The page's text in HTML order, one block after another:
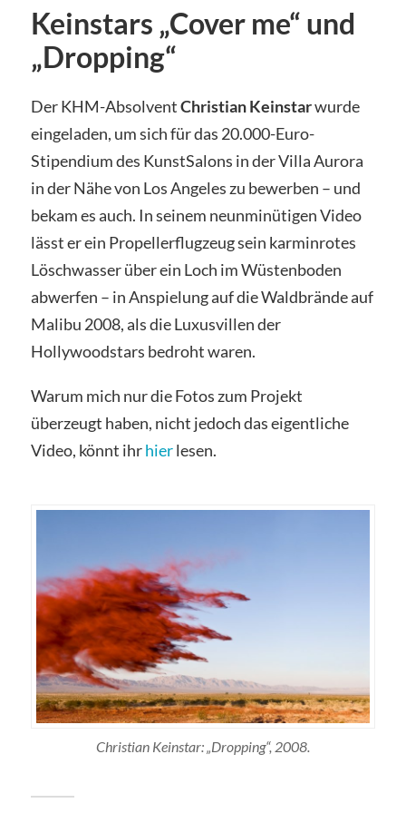
Keinstars „Cover me“ und
„Dropping“
Der KHM-AbsolventChristian Keinstarwurde
eingeladen, um sich für das 20.000-Euro-
Stipendium des KunstSalons in der Villa Aurora
in der Nähe von Los Angeles zu bewerben – und
bekam es auch. In seinem neunminütigen Video
lässt er ein Propellerflugzeug sein karminrotes
Löschwasser über ein Loch im Wüstenboden
abwerfen – in Anspielung auf die Waldbrände auf
Malibu 2008, als die Luxusvillen der
Hollywoodstars bedroht waren.
Warum mich nur die Fotos zum Projekt
überzeugt haben, nicht jedoch das eigentliche
Video, könnt ihrhierlesen.
Christian Keinstar: „Dropping“, 2008.